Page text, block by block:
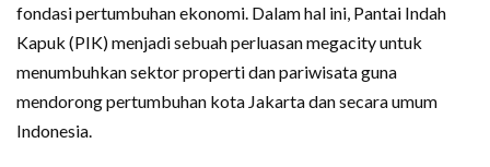
fondasi pertumbuhan ekonomi. Dalam hal ini, Pantai Indah
Kapuk (PIK) menjadi sebuah perluasan megacity untuk
menumbuhkan sektor properti dan pariwisata guna
mendorong pertumbuhan kota Jakarta dan secara umum
Indonesia.